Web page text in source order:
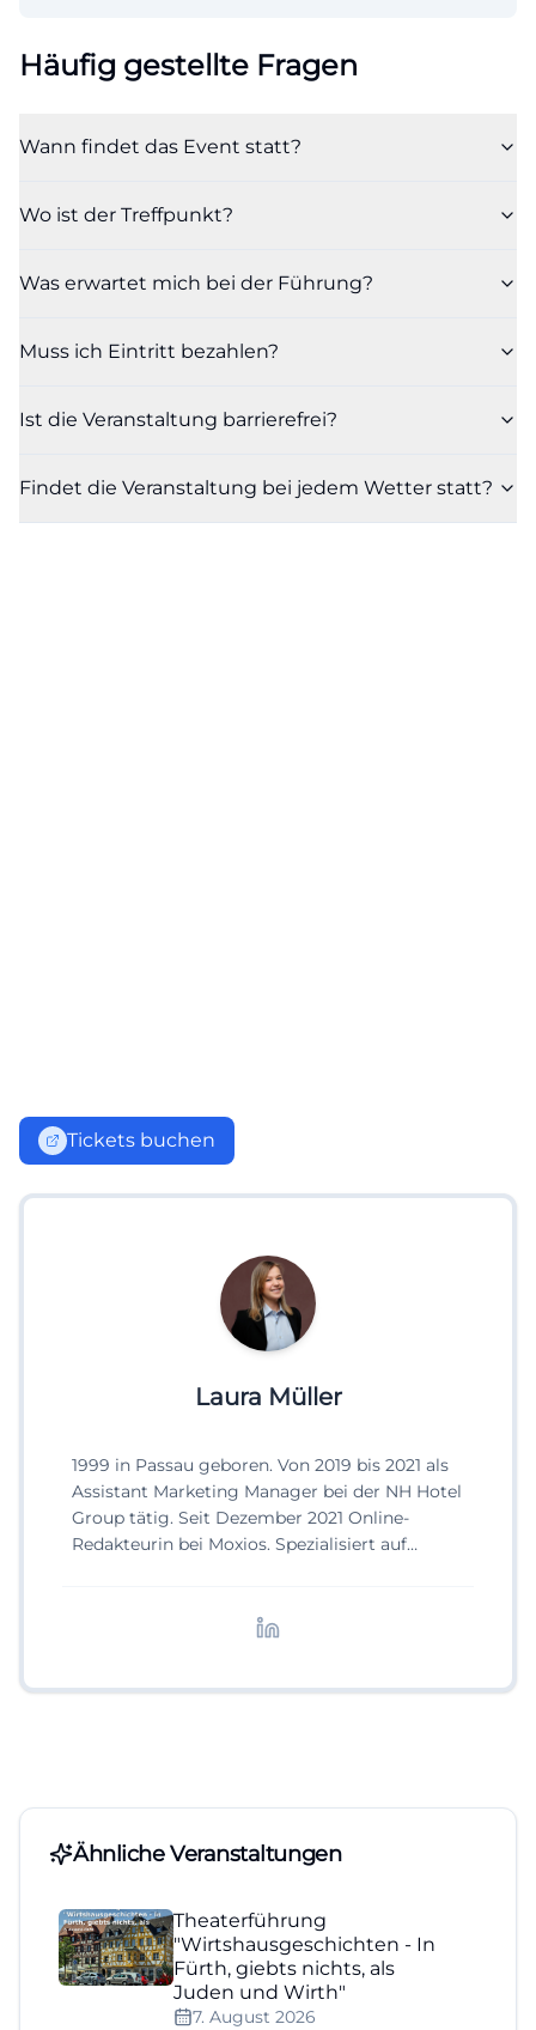
Häufig gestellte Fragen
Wann findet das Event statt?
Wo ist der Treffpunkt?
Was erwartet mich bei der Führung?
Muss ich Eintritt bezahlen?
Ist die Veranstaltung barrierefrei?
Findet die Veranstaltung bei jedem Wetter statt?
Tickets buchen
Laura Müller
1999 in Passau geboren. Von 2019 bis 2021 als
Assistant Marketing Manager bei der NH Hotel
Group tätig. Seit Dezember 2021 Online-
Redakteurin bei Moxios. Spezialisiert auf
Ähnliche Veranstaltungen
Theaterführung
"Wirtshausgeschichten - In
Fürth, giebts nichts, als
Juden und Wirth"
7. August 2026